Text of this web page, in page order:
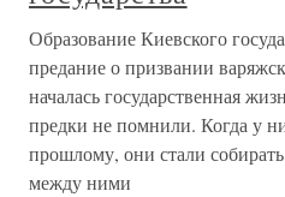
Образование Киевского
предание о призвании
началась государственная
предки не помнили. Когда у
прошлому, они стали
между ними